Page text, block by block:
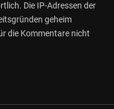
Die IP-Adressen der
geheim
die Kommentare nicht